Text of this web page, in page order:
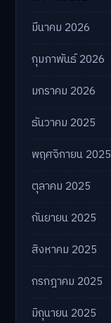
มีนาคม 2026
กุมภาพันธ์ 2026
มกราคม 2026
ธันวาคม 2025
พฤศจิกายน 2025
ตุลาคม 2025
กันยายน 2025
สิงหาคม 2025
กรกฎาคม 2025
มิถุนายน 2025